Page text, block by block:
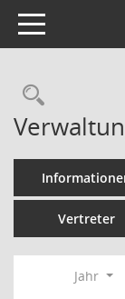
Toggle navigation
Vertreter
Jahr